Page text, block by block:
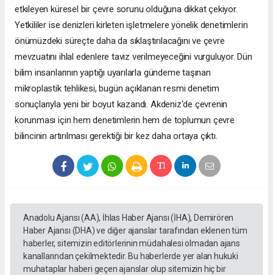
etkileyen küresel bir çevre sorunu olduğuna dikkat çekiyor.
Yetkililer ise denizleri kirleten işletmelere yönelik denetimlerin
önümüzdeki süreçte daha da sıklaştırılacağını ve çevre
mevzuatını ihlal edenlere taviz verilmeyeceğini vurguluyor. Dün
bilim insanlarının yaptığı uyarılarla gündeme taşınan
mikroplastik tehlikesi, bugün açıklanan resmi denetim
sonuçlarıyla yeni bir boyut kazandı. Akdeniz'de çevrenin
korunması için hem denetimlerin hem de toplumun çevre
bilincinin artırılması gerektiği bir kez daha ortaya çıktı.
Anadolu Ajansı (AA), İhlas Haber Ajansı (İHA), Demirören
Haber Ajansı (DHA) ve diğer ajanslar tarafından eklenen tüm
haberler, sitemizin editörlerinin müdahalesi olmadan ajans
kanallarından çekilmektedir. Bu haberlerde yer alan hukuki
muhataplar haberi geçen ajanslar olup sitemizin hiç bir